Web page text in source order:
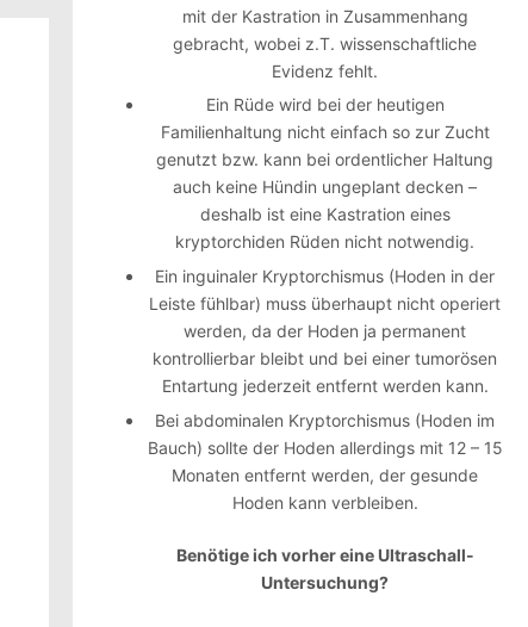
mit der Kastration in Zusammenhang
gebracht, wobei z.T. wissenschaftliche
Evidenz fehlt.
Ein Rüde wird bei der heutigen
Familienhaltung nicht einfach so zur Zucht
genutzt bzw. kann bei ordentlicher Haltung
auch keine Hündin ungeplant decken –
deshalb ist eine Kastration eines
kryptorchiden Rüden nicht notwendig.
Ein inguinaler Kryptorchismus (Hoden in der
Leiste fühlbar) muss überhaupt nicht operiert
werden, da der Hoden ja permanent
kontrollierbar bleibt und bei einer tumorösen
Entartung jederzeit entfernt werden kann.
Bei abdominalen Kryptorchismus (Hoden im
Bauch) sollte der Hoden allerdings mit 12 – 15
Monaten entfernt werden, der gesunde
Hoden kann verbleiben.
Benötige ich vorher eine Ultraschall-
Untersuchung?